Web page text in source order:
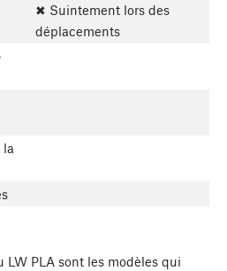
✖ Suintement lors des
déplacements
la
PLA sont les modèles qui